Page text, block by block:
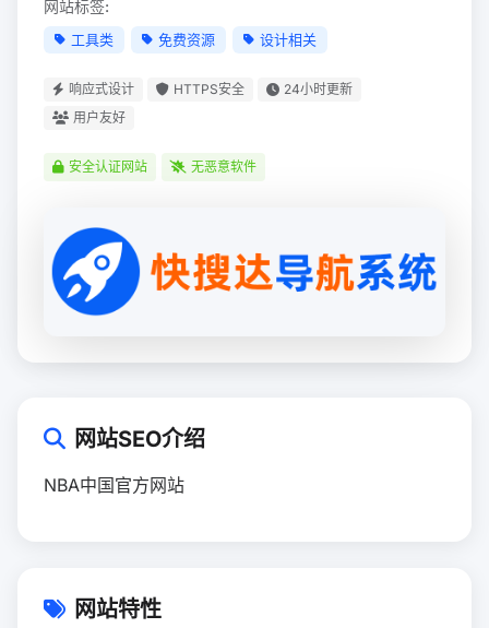
网站标签:
工具类 免费资源 设计相关
响应式设计 HTTPS安全
24小时更新
用户友好
安全认证网站 无恶意软件
网站SEO介绍
NBA中国官方网站
网站特性